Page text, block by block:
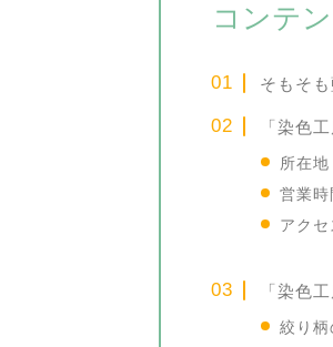
コンテ
そもそ
「染色
所在地
営業時
アク
「染色
絞り柄